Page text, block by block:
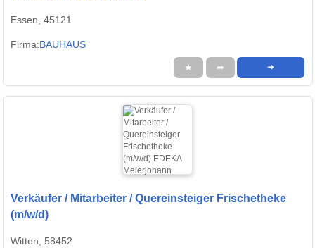
Essen, 45121
Firma:BAUHAUS
★ ➦ ➜
Verkäufer / Mitarbeiter / Quereinsteiger Frischetheke
(m/w/d)
Witten, 58452